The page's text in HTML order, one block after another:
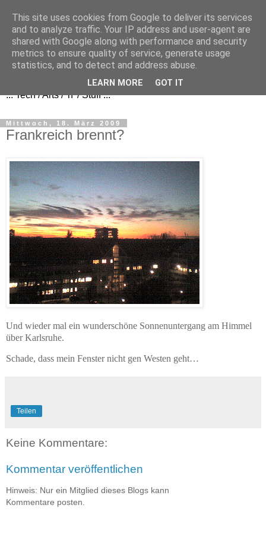
FezBook
... Tech / Arts / 'n' / Stuff ...
Mittwoch, 18. März 2009
Frankreich brennt?
Und wieder mal ein wunderschöne Sonnenuntergang am Himmel
über Karlsruhe.
Schade, dass mein Fenster nicht gen Westen geht…
Teilen
Keine Kommentare:
Kommentar veröffentlichen
Hinweis: Nur ein Mitglied dieses Blogs kann
Kommentare posten.
This site uses cookies from Google to deliver its services
and to analyze traffic. Your IP address and user-agent are
shared with Google along with performance and security
metrics to ensure quality of service, generate usage
statistics, and to detect and address abuse.
LEARN MORE GOT IT